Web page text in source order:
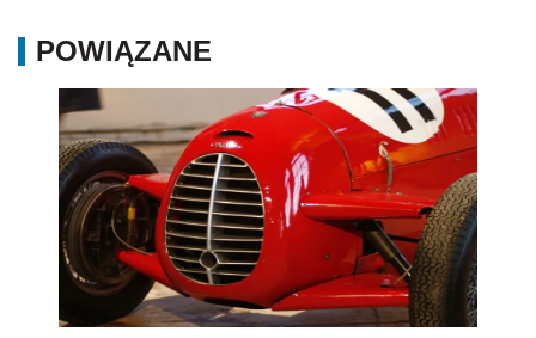
POWIĄZANE